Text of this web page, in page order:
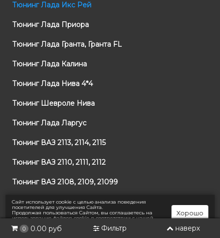
Тюнинг Лада Икс Рей
Тюнинг Лада Приора
Тюнинг Лада Гранта, Гранта FL
Тюнинг Лада Калина
Тюнинг Лада Нива 4*4
Тюнинг Шевроле Нива
Тюнинг Лада Ларгус
Тюнинг ВАЗ 2113, 2114, 2115
Тюнинг ВАЗ 2110, 2111, 2112
Тюнинг ВАЗ 2108, 2109, 21099
Тюнинг ВАЗ 2101, 2105, 2106, 2107
Тюнинг на Иномарки
0 0.00 руб Фильтр наверх
Сайт использует cookie с целью анализа поведения
посетителей для улучшения Сайта.
Продолжая пользоваться Сайтом, вы соглашаетесь на
использование файлов cookie в соответствии с нашей
Политикой конфиденциальности
Хорошо